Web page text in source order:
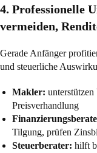
4. Professionelle
vermeiden,
Gerade Anfänger
und steuerliche
Makler:
Preisverhandlung
Tilgung, prüfen
Steuerberater: hilft